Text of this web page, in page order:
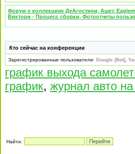
Форум о коллекциях ДеАгостини, Ашет,
Виктори - Процесс сборки, Фотоотчеты
Кто сейчас на конференции
Зарегистрированные пользователи: Google [Bot]
график выхода
график, журнал авто
Найти: